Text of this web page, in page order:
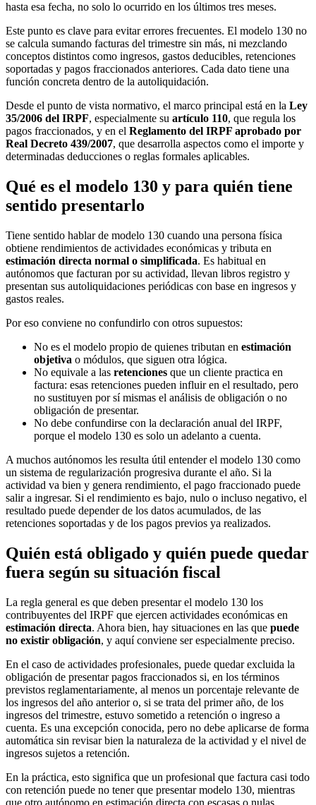
hasta esa fecha, no solo lo ocurrido en los últimos tres meses.
Este punto es clave para evitar errores frecuentes. El modelo 130 no
se calcula sumando facturas del trimestre sin más, ni mezclando
conceptos distintos como ingresos, gastos deducibles, retenciones
soportadas y pagos fraccionados anteriores. Cada dato tiene una
función concreta dentro de la autoliquidación.
Desde el punto de vista normativo, el marco principal está en la Ley
35/2006 del IRPF, especialmente su artículo 110, que regula los
pagos fraccionados, y en el Reglamento del IRPF aprobado por
Real Decreto 439/2007, que desarrolla aspectos como el importe y
determinadas deducciones o reglas formales aplicables.
Qué es el modelo 130 y para quién tiene
sentido presentarlo
Tiene sentido hablar de modelo 130 cuando una persona física
obtiene rendimientos de actividades económicas y tributa en
estimación directa normal o simplificada. Es habitual en
autónomos que facturan por su actividad, llevan libros registro y
presentan sus autoliquidaciones periódicas con base en ingresos y
gastos reales.
Por eso conviene no confundirlo con otros supuestos:
No es el modelo propio de quienes tributan en estimación
objetiva o módulos, que siguen otra lógica.
No equivale a las retenciones que un cliente practica en
factura: esas retenciones pueden influir en el resultado, pero
no sustituyen por sí mismas el análisis de obligación o no
obligación de presentar.
No debe confundirse con la declaración anual del IRPF,
porque el modelo 130 es solo un adelanto a cuenta.
A muchos autónomos les resulta útil entender el modelo 130 como
un sistema de regularización progresiva durante el año. Si la
actividad va bien y genera rendimiento, el pago fraccionado puede
salir a ingresar. Si el rendimiento es bajo, nulo o incluso negativo, el
resultado puede depender de los datos acumulados, de las
retenciones soportadas y de los pagos previos ya realizados.
Quién está obligado y quién puede quedar
fuera según su situación fiscal
La regla general es que deben presentar el modelo 130 los
contribuyentes del IRPF que ejercen actividades económicas en
estimación directa. Ahora bien, hay situaciones en las que puede
no existir obligación, y aquí conviene ser especialmente preciso.
En el caso de actividades profesionales, puede quedar excluida la
obligación de presentar pagos fraccionados si, en los términos
previstos reglamentariamente, al menos un porcentaje relevante de
los ingresos del año anterior o, si se trata del primer año, de los
ingresos del trimestre, estuvo sometido a retención o ingreso a
cuenta. Es una excepción conocida, pero no debe aplicarse de forma
automática sin revisar bien la naturaleza de la actividad y el nivel de
ingresos sujetos a retención.
En la práctica, esto significa que un profesional que factura casi todo
con retención puede no tener que presentar modelo 130, mientras
que otro autónomo en estimación directa con escasas o nulas